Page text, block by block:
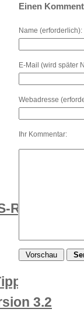
Einen
Name (erforderlich):
E-Mail (wird später
Webadresse
Ihr Kommentar:
Reader
3.2